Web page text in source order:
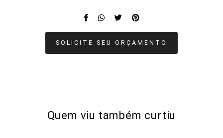
SOLICITE SEU ORÇAMENTO
Quem viu também curtiu